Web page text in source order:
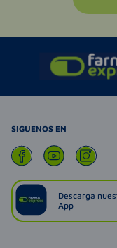
SIGUENOS EN
Descarga
App